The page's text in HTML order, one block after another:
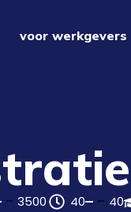
voor werkgevers
3500 40 40